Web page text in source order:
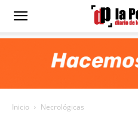
Diario
Inicio Necrológicas